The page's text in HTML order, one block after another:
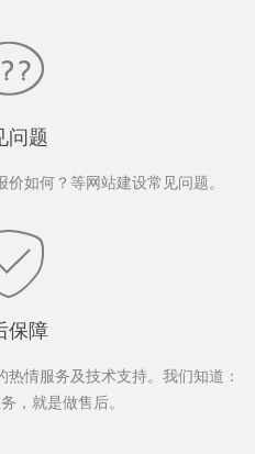
问题
如何？等网站建设常见问题。
保障
情服务及技术支持。我们知道：
，就是做售后。